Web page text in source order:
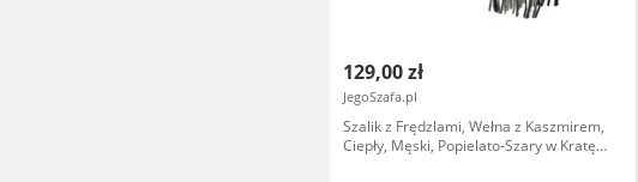
129,00 zł
JegoSzafa.pl
Szalik z Frędzlami, Wełna z Kaszmirem,
Ciepły, Męski, Popielato-Szary w Kratę -